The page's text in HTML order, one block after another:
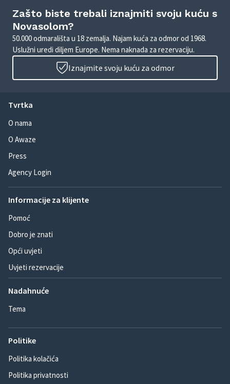
Zašto biste trebali iznajmiti svoju kuću s
Novasolom?
50.000 odmarališta u 18 zemalja. Najam kuća za odmor od 1968.
Uslužni uredi diljem Europe. Nema naknada za rezervaciju.
Iznajmite svoju kuću za odmor
Tvrtka
O nama
O Awaze
Press
Agency Login
Informacije za klijente
Pomoć
Dobro je znati
Opći uvjeti
Uvjeti rezervacije
Nadahnuće
Tema
Politike
Politika kolačića
Politika privatnosti